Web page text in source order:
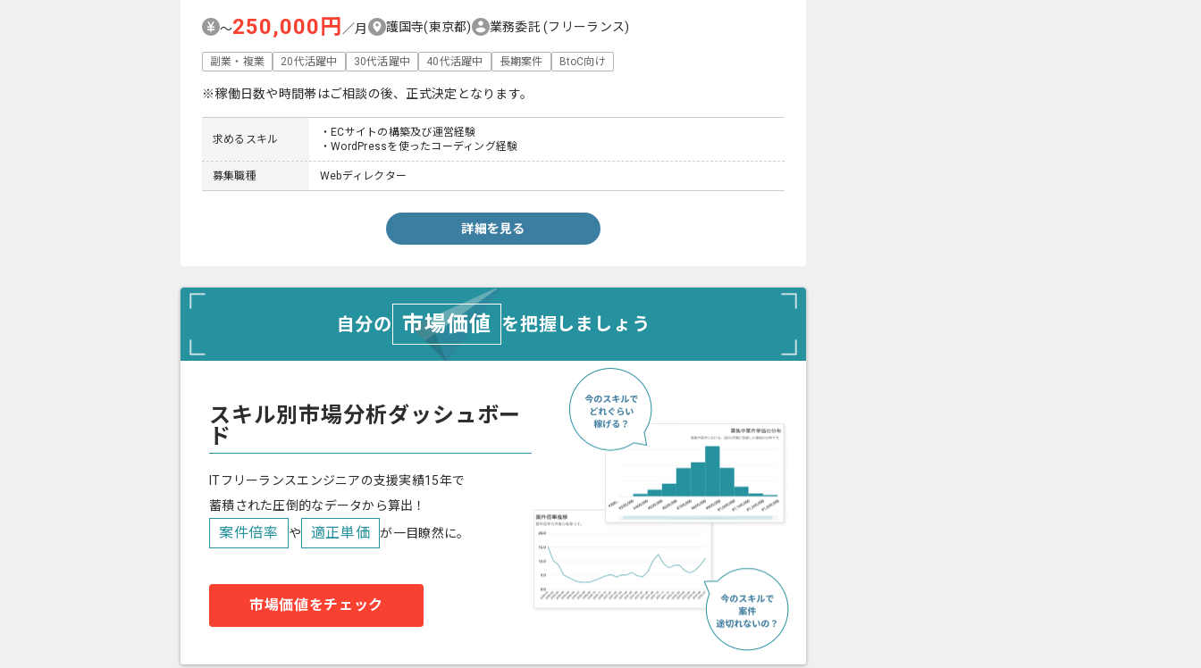
〜250,000円 ／月 護国寺(東京都) 業務委託(フリーランス)
副業・複業 20代活躍中 30代活躍中 40代活躍中 長期案件 BtoC向け
※稼働日数や時間帯はご相談の後、正式決定となります。
求めるスキル
・ECサイトの構築及び運営経験
・WordPressを使ったコーディング経験
募集職種 Webディレクター
詳細を見る
自分の 市場価値 を把握しましょう
スキル別市場分析ダッシュボー
ド
ITフリーランスエンジニアの支援実績15年で
蓄積された圧倒的なデータから算出！
案件倍率 や 適正単価 が一目瞭然に。
市場価値をチェック